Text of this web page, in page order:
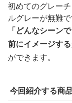
初めてのグレー
ルグレーが無難
「どんなシーン
前にイメージする
ができます。
今回紹介する商